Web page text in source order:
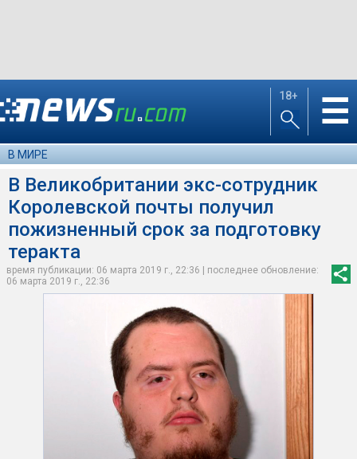
18+ ☰
В МИРЕ
В Великобритании экс-сотрудник
Королевской почты получил
пожизненный срок за подготовку
теракта
время публикации: 06 марта 2019 г., 22:36 | последнее обновление:
06 марта 2019 г., 22:36